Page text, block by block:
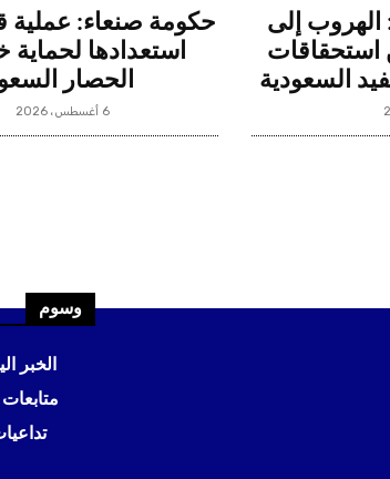
الهروب إلى
استحقاقات
السعودية
حكومة صنعاء: عملية
استعدادها لحماية
الحصار
6 أغسطس، 2026
وسوم
الخبر
متابعات